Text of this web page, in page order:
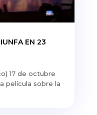
EN 23
17 de octubre
película sobre la